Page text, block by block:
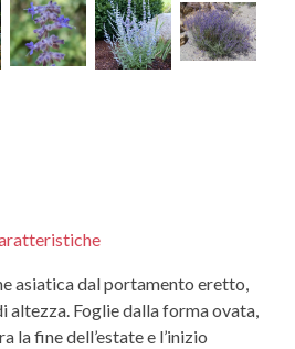
asiatica dal portamento eretto,
altezza. Foglie dalla forma ovata,
la fine dell’estate e l’inizio